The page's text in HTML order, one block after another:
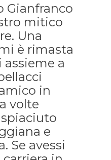
Gianfranco
mitico
Una
è rimasta
assieme a
in
volte
e
Se avessi